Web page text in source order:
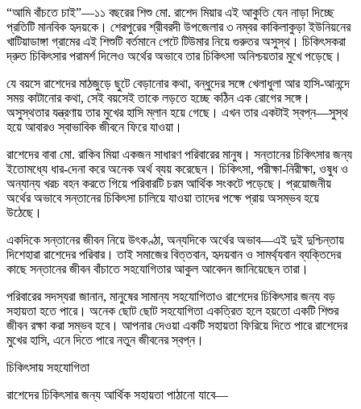
“আমি বাঁচতে চাই”—১১ বছরের শিশু মো. রাশেদ মিয়ার এই আকুতি যেন নাড়া দিচ্ছে
প্রতিটি মানবিক হৃদয়কে। শেরপুরের শ্রীবরদী উপজেলার ৩ নম্বর কাকিলাকুড়া ইউনিয়নের
খাটিয়াডাঙ্গা গ্রামের এই শিশুটি বর্তমানে পেটে টিউমার নিয়ে গুরুতর অসুস্থ। চিকিৎসকরা
দ্রুত চিকিৎসার পরামর্শ দিলেও অর্থের অভাবে তার চিকিৎসা অনিশ্চয়তার মুখে পড়েছে।
যে বয়সে রাশেদের মাঠজুড়ে ছুটে বেড়ানোর কথা, বন্ধুদের সঙ্গে খেলাধুলা আর হাসি-আনন্দে
সময় কাটানোর কথা, সেই বয়সেই তাকে লড়তে হচ্ছে কঠিন এক রোগের সঙ্গে।
অসুস্থতার যন্ত্রণায় তার মুখের হাসি ম্লান হয়ে গেছে। এখন তার একটাই স্বপ্ন—সুস্থ
হয়ে আবারও স্বাভাবিক জীবনে ফিরে যাওয়া।
রাশেদের বাবা মো. রাকিব মিয়া একজন সাধারণ পরিবারের মানুষ। সন্তানের চিকিৎসার জন্য
ইতোমধ্যে ধার-দেনা করে অনেক অর্থ ব্যয় করেছেন। চিকিৎসা, পরীক্ষা-নিরীক্ষা, ওষুধ ও
অন্যান্য খরচ বহন করতে গিয়ে পরিবারটি চরম আর্থিক সংকটে পড়েছে। প্রয়োজনীয়
অর্থের অভাবে সন্তানের চিকিৎসা চালিয়ে যাওয়া তাদের পক্ষে প্রায় অসম্ভব হয়ে
উঠেছে।
একদিকে সন্তানের জীবন নিয়ে উৎকণ্ঠা, অন্যদিকে অর্থের অভাব—এই দুই দুশ্চিন্তায়
দিশেহারা রাশেদের পরিবার। তাই সমাজের বিত্তবান, হৃদয়বান ও সামর্থ্যবান ব্যক্তিদের
কাছে সন্তানের জীবন বাঁচাতে সহযোগিতার আকুল আবেদন জানিয়েছেন তারা।
পরিবারের সদস্যরা জানান, মানুষের সামান্য সহযোগিতাও রাশেদের চিকিৎসার জন্য বড়
সহায়তা হতে পারে। অনেক ছোট ছোট সহযোগিতা একত্রিত হলে হয়তো একটি শিশুর
জীবন রক্ষা করা সম্ভব হবে। আপনার দেওয়া একটি সহায়তা ফিরিয়ে দিতে পারে রাশেদের
মুখের হাসি, এনে দিতে পারে নতুন জীবনের স্বপ্ন।
চিকিৎসায় সহযোগিতা
রাশেদের চিকিৎসার জন্য আর্থিক সহায়তা পাঠানো যাবে—